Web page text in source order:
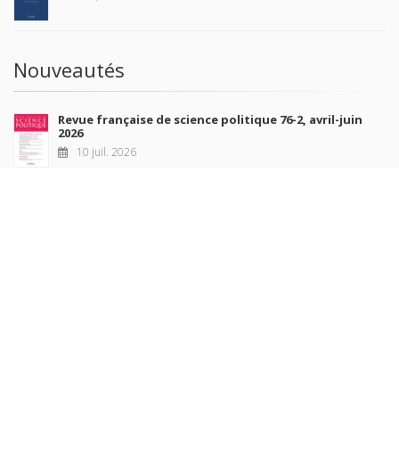
Nouveautés
Revue française de science politique 76-2, avril-juin
2026
10 juil. 2026